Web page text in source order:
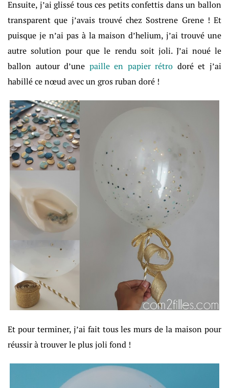
Ensuite, j’ai glissé tous ces petits confettis dans un ballon
transparent que j’avais trouvé chez Sostrene Grene ! Et
puisque je n’ai pas à la maison d’helium, j’ai trouvé une
autre solution pour que le rendu soit joli. J’ai noué le
ballon autour d’une paille en papier rétro doré et j’ai
habillé ce nœud avec un gros ruban doré !
Et pour terminer, j’ai fait tous les murs de la maison pour
réussir à trouver le plus joli fond !